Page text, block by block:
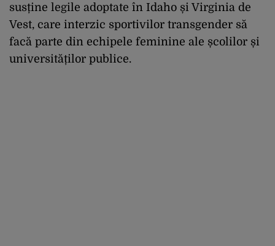
susține legile adoptate în Idaho și Virginia de
Vest, care interzic sportivilor transgender să
facă parte din echipele feminine ale școlilor și
universităților publice.